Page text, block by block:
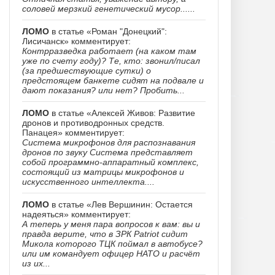
соловей мерзкий генетический мусор......
ЛОМО в статье «Роман "Донецкий":
Лисичанск» комментирует:
Контрразведка работает (на каком там
уже по счету году)? Те, кто: звонил/писал
(за предшествующие сутки) о
предстоящем банкете сидят на подвале и
дают показания? или нет? Пробить...
ЛОМО в статье «Алексей Живов: Развитие
дронов и противодронных средств.
Панацея» комментирует:
Система микрофонов для распознавания
дронов по звуку Система представляет
собой программно-аппаратный комплекс,
состоящий из матрицы микрофонов и
искусственного интеллекта....
ЛОМО в статье «Лев Вершинин: Остается
надеяться» комментирует:
А теперь у меня пара вопросов к вам: вы и
правда верите, что в ЗРК Patriot сидит
Микола которого ТЦК поймал в автобусе?
или им командует офицер НАТО и расчёт
из их...